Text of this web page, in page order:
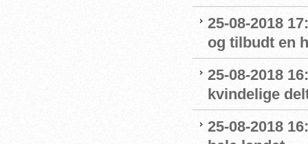
25-08-2018
og tilbudt en
25-08-2018
kvindelige
25-08-2018